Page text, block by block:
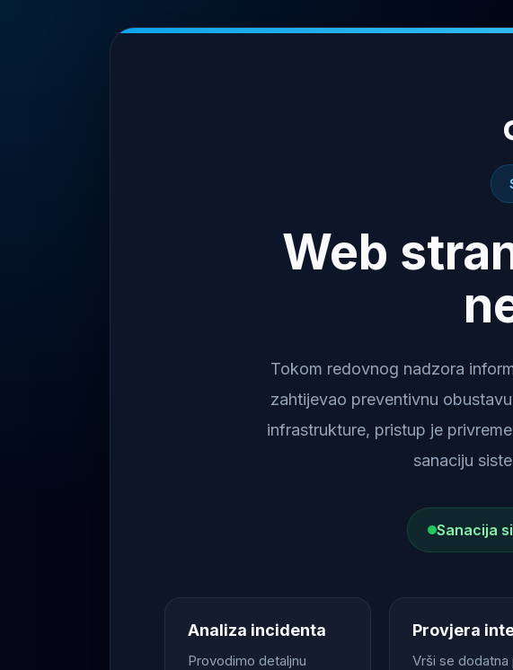
Web
Tokom redovnog nadzora
zahtijevao preventivnu
infrastrukture, pristup je
sanaciju
Sanacija
Analiza incidenta
Provodimo detaljnu
Provjera
Vrši se dodatna